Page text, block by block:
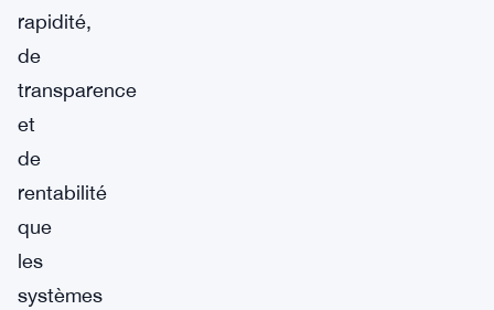
rapidité,
de
transparence
et
de
rentabilité
que
les
systèmes